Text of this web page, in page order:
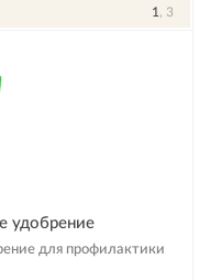
1 , 3
удобрение
для профилактики